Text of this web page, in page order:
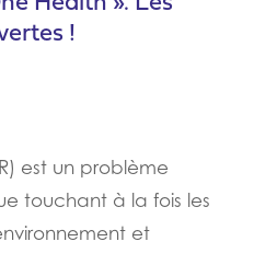
!
est un problème
touchant à la fois les
et